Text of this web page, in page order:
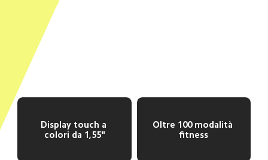
Display touch a
colori da 1,55"
Oltre 100 modalità
fitness